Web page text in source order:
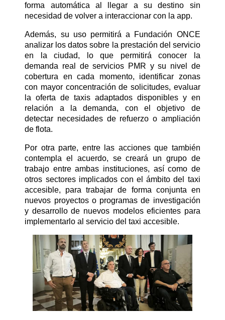
forma automática al llegar a su destino sin
necesidad de volver a interaccionar con la app.
Además, su uso permitirá a Fundación ONCE
analizar los datos sobre la prestación del servicio
en la ciudad, lo que permitirá conocer la
demanda real de servicios PMR y su nivel de
cobertura en cada momento, identificar zonas
con mayor concentración de solicitudes, evaluar
la oferta de taxis adaptados disponibles y en
relación a la demanda, con el objetivo de
detectar necesidades de refuerzo o ampliación
de flota.
Por otra parte, entre las acciones que también
contempla el acuerdo, se creará un grupo de
trabajo entre ambas instituciones, así como de
otros sectores implicados con el ámbito del taxi
accesible, para trabajar de forma conjunta en
nuevos proyectos o programas de investigación
y desarrollo de nuevos modelos eficientes para
implementarlo al servicio del taxi accesible.